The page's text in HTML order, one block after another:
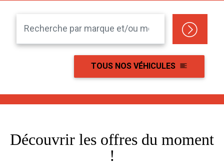
TOUS NOS VÉHICULES
Découvrir les offres du moment
!